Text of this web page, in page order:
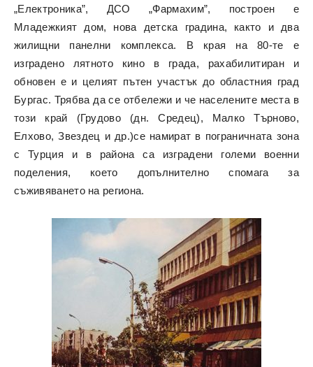
„Електроника”, ДСО „Фармахим”, построен е
Младежкият дом, нова детска градина, както и два
жилищни панелни комплекса. В края на 80-те е
изградено лятното кино в града, рахабилитиран и
обновен е и целият пътен участък до областния град
Бургас. Трябва да се отбележи и че населените места в
този край (Грудово (дн. Средец), Малко Търново,
Елхово, Звездец и др.)се намират в пограничната зона
с Турция и в района са изградени големи военни
поделения, което допълнително спомага за
съживяването на региона.